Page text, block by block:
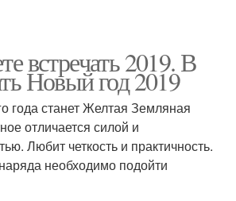
встречать 2019. В
Новый год 2019
года станет Желтая Земляная
отличается силой и
Любит четкость и практичность.
необходимо подойти